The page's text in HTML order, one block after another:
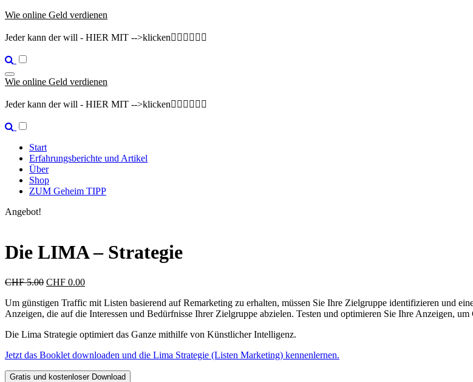
Zum
springen
Wie online Geld verdienen
Jeder kann der will - HIER MIT -->klicken👇🏽👇🏽👇🏽
Wie online Geld verdienen
Jeder kann der will - HIER MIT -->klicken👇🏽👇🏽👇🏽
Start
Erfahrungsberichte und Artikel
Über
Shop
ZUM Geheim TIPP
Angebot!
Die LIMA – Strategie
CHF5.00 Ursprünglicher
war:
CHF 5.00
CHF 0.00Aktueller
ist:
CHF 0.00.
Um günstigen Traffic mit Listen basierend auf Remarketing zu erhalten, müssen Sie Ihre Zielgruppe identifizieren und
Anzeigen, die auf die Interessen und Bedürfnisse Ihrer Zielgruppe abzielen. Testen und optimieren Sie Ihre Anzeigen,
Die Lima Strategie optimiert das Ganze mithilfe von Künstlicher Intelligenz.
Jetzt das Booklet downloaden und die Lima Strategie (Listen Marketing) kennenlernen.
Gratis und kostenloser Download